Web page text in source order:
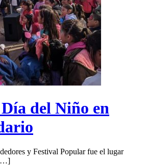
del Niño en
y Festival Popular fue el lugar
[…]